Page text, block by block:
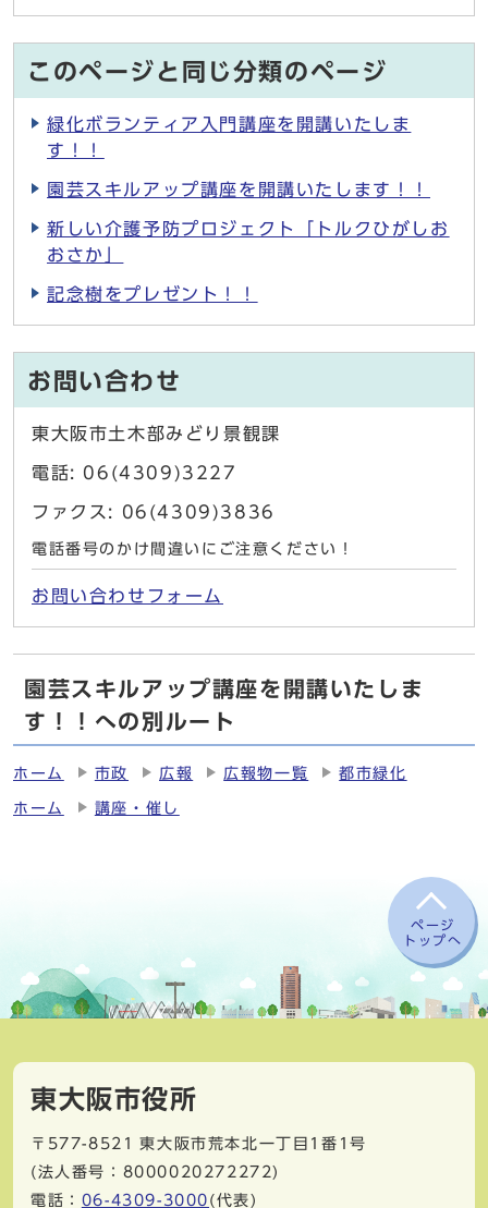
このページと同じ分類のページ
緑化ボランティア入門講座を開講いたしま
す！！
園芸スキルアップ講座を開講いたします！！
新しい介護予防プロジェクト「トルクひがしお
おさか」
記念樹をプレゼント！！
お問い合わせ
東大阪市土木部みどり景観課
電話: 06(4309)3227
ファクス: 06(4309)3836
電話番号のかけ間違いにご注意ください！
お問い合わせフォーム
園芸スキルアップ講座を開講いたしま
す！！への別ルート
ホーム 市政 広報 広報物一覧 都市緑化
ホーム 講座・催し
ページ
トップへ
東大阪市役所
〒577-8521
東大阪市荒本北一丁目1番1号
(法人番号：8000020272272)
電話： 06-4309-3000 (代表)